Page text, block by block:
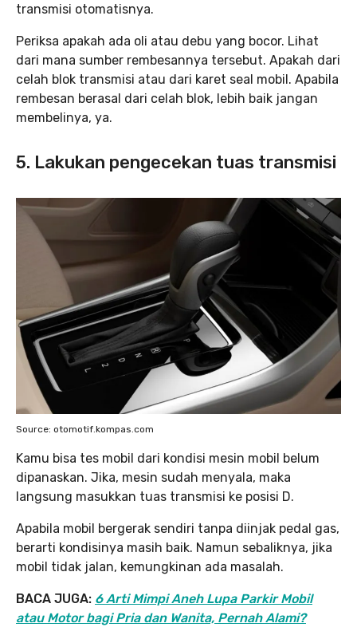
transmisi otomatisnya.
Periksa apakah ada oli atau debu yang bocor. Lihat
dari mana sumber rembesannya tersebut. Apakah dari
celah blok transmisi atau dari karet seal mobil. Apabila
rembesan berasal dari celah blok, lebih baik jangan
membelinya, ya.
5. Lakukan pengecekan tuas transmisi
Source: otomotif.kompas.com
Kamu bisa tes mobil dari kondisi mesin mobil belum
dipanaskan. Jika, mesin sudah menyala, maka
langsung masukkan tuas transmisi ke posisi D.
Apabila mobil bergerak sendiri tanpa diinjak pedal gas,
berarti kondisinya masih baik. Namun sebaliknya, jika
mobil tidak jalan, kemungkinan ada masalah.
BACA JUGA: 6 Arti Mimpi Aneh Lupa Parkir Mobil
atau Motor bagi Pria dan Wanita, Pernah Alami?